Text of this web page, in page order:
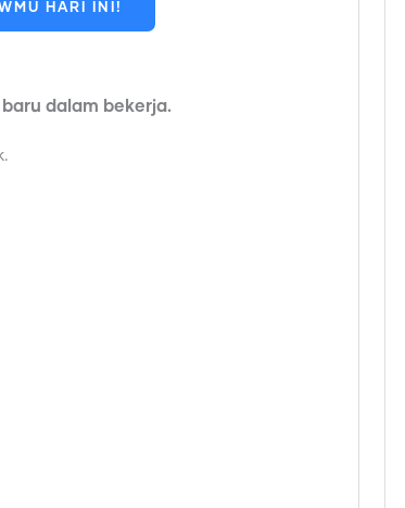
HARI INI!
dalam bekerja.